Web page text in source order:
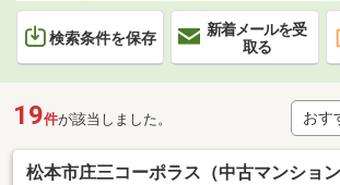
検索条件を保存
新着メールを受
取る
19件が該当しました。
松本市庄三コーポラス（中古マンショ